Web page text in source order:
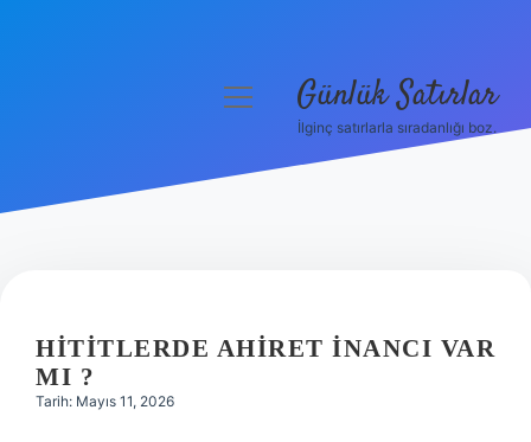
Hakkımızda
menüyü Günlük Satırlar
İlginç satırlarla sıradanlığı boz.
HITITLERDE AHIRET INANCI VAR
MI ?
Tarih: Mayıs 11, 2026